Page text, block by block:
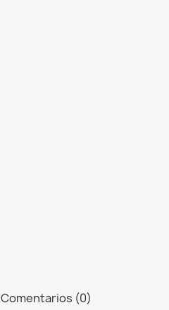
Comentarios (0)